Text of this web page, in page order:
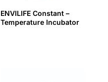
ENVILIFE Constant –
Temperature Incubator